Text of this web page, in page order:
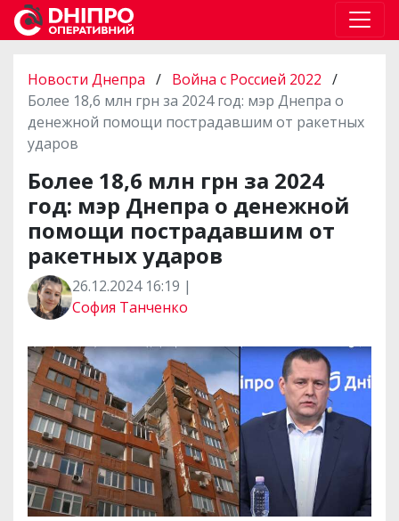
Новости Днепра / Война с Россией 2022 /
Более 18,6 млн грн за 2024 год: мэр Днепра о
денежной помощи пострадавшим от ракетных
ударов
Более 18,6 млн грн за 2024
год: мэр Днепра о денежной
помощи пострадавшим от
ракетных ударов
26.12.2024 16:19 |
София Танченко